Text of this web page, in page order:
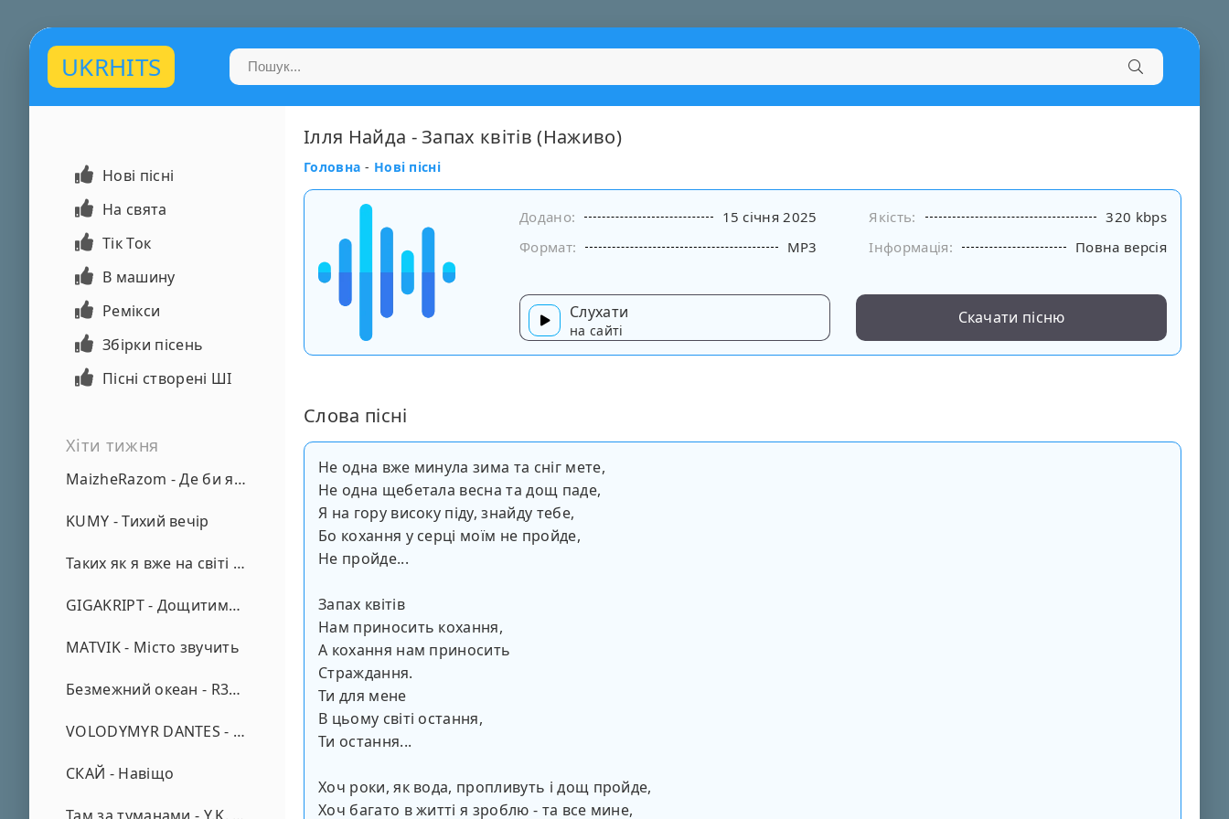
UKRHITS
Нові пісні
На свята
Тік Ток
В машину
Ремікси
Збірки пісень
Пісні створені ШІ
Хіти тижня
MaizheRazom - Де би я не був
KUMY - Тихий вечір
Таких як я вже на світі нема - А. Малярник
GIGAKRIPT - Дощитиме зима
MATVIK - Місто звучить
Безмежний океан - R3phase
VOLODYMYR DANTES - Просто кохаю (REMIX)
СКАЙ - Навіщо
Ілля Найда - Запах квітів (Наживо)
Головна - Нові пісні
Додано: 15 січня 2025 Якість:
320 kbps
Формат:
MP3 Інформація: Повна версія
Слухати
на сайті
Скачати пісню
Слова пісні
Не одна вже минула зима та сніг мете,
Не одна щебетала весна та дощ паде,
Я на гору високу піду, знайду тебе,
Бо кохання у серці моїм не пройде,
Не пройде...
Запах квітів
Нам приносить кохання,
А кохання нам приносить
Страждання.
Ти для мене
В цьому світі остання,
Ти остання...
Хоч роки, як вода, пропливуть і дощ пройде,
Хоч багато в житті я зроблю - та все мине,